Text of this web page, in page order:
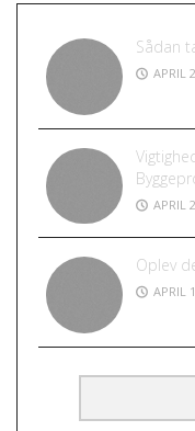
Sådan
APRIL
APRIL
Oplev
APRIL